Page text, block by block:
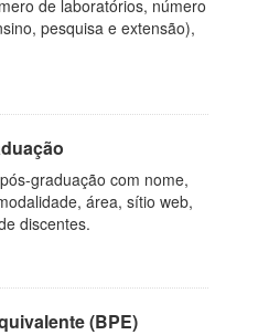
de laboratórios, número
pesquisa e extensão),
graduação com nome,
área, sítio web,
discentes.
(BPE)